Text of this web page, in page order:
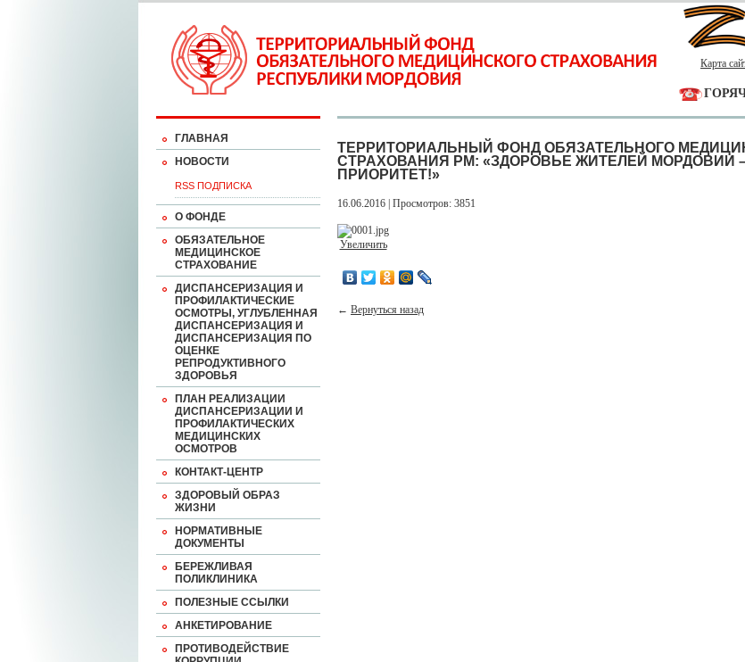
Карта
ГЛАВНАЯ
НОВОСТИ
RSS ПОДПИСКА
О ФОНДЕ
ОБЯЗАТЕЛЬНОЕ
МЕДИЦИНСКОЕ
СТРАХОВАНИЕ
ДИСПАНСЕРИЗАЦИЯ И
ПРОФИЛАКТИЧЕСКИЕ
ОСМОТРЫ, УГЛУБЛЕННАЯ
ДИСПАНСЕРИЗАЦИЯ И
ДИСПАНСЕРИЗАЦИЯ ПО
ОЦЕНКЕ
РЕПРОДУКТИВНОГО
ЗДОРОВЬЯ
ПЛАН РЕАЛИЗАЦИИ
ДИСПАНСЕРИЗАЦИИ И
ПРОФИЛАКТИЧЕСКИХ
МЕДИЦИНСКИХ
ОСМОТРОВ
КОНТАКТ-ЦЕНТР
ЗДОРОВЫЙ ОБРАЗ
ЖИЗНИ
НОРМАТИВНЫЕ
ДОКУМЕНТЫ
БЕРЕЖЛИВАЯ
ПОЛИКЛИНИКА
ПОЛЕЗНЫЕ ССЫЛКИ
АНКЕТИРОВАНИЕ
ПРОТИВОДЕЙСТВИЕ
ТЕРРИТОРИАЛЬНЫЙ ФОНД ОБЯЗАТЕЛЬНОГО
СТРАХОВАНИЯ РМ: «ЗДОРОВЬЕ ЖИТЕЛЕЙ МОРДОВИИ
ПРИОРИТЕТ!»
16.06.2016 | Просмотров: 3851
Увеличить
← Вернуться назад